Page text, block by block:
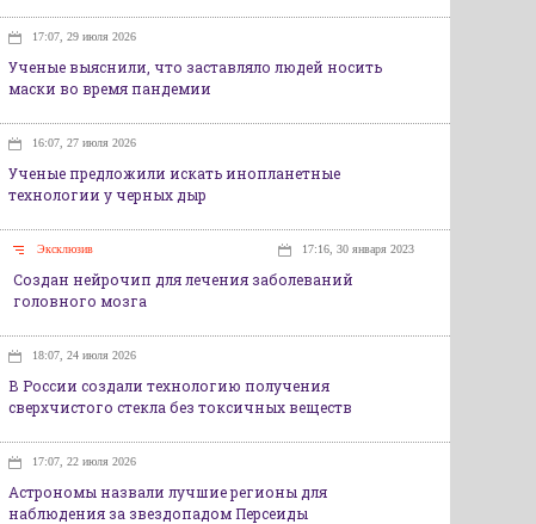
17:07, 29 июля 2026
Ученые выяснили, что заставляло людей носить
маски во время пандемии
16:07, 27 июля 2026
Ученые предложили искать инопланетные
технологии у черных дыр
Эксклюзив 17:16, 30 января 2023
Создан нейрочип для лечения заболеваний
головного мозга
18:07, 24 июля 2026
В России создали технологию получения
сверхчистого стекла без токсичных веществ
17:07, 22 июля 2026
Астрономы назвали лучшие регионы для
наблюдения за звездопадом Персеиды